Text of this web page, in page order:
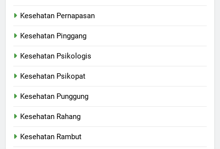
Kesehatan Pernapasan
Kesehatan Pinggang
Kesehatan Psikologis
Kesehatan Psikopat
Kesehatan Punggung
Kesehatan Rahang
Kesehatan Rambut